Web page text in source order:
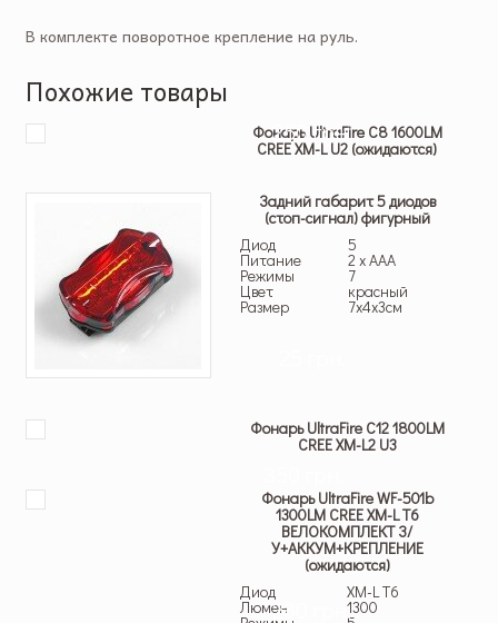
В комплекте поворотное крепление на руль.
Похожие товары
Фонарь UltraFire C8 1600LM
CREE XM-L U2 (ожидаются)
250 грн.
Задний габарит 5 диодов
(стоп-сигнал) фигурный
Диод
5
Питание 2 x AAA
Режимы 7
Цвет красный
Размер 7x4x3см
Фонарь UltraFire C12 1800LM
CREE XM-L2 U3
Фонарь UltraFire WF-501b
1300LM CREE XM-L T6
ВЕЛОКОМПЛЕКТ З/
У+АККУМ+КРЕПЛЕНИЕ
(ожидаются)
Диод
XM-L T6
Люмен 1300
280 грн.